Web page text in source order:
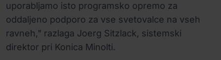
uporabljamo isto programsko opremo za
oddaljeno podporo za vse svetovalce na vseh
ravneh," razlaga Joerg Sitzlack, sistemski
direktor pri Konica Minolti.